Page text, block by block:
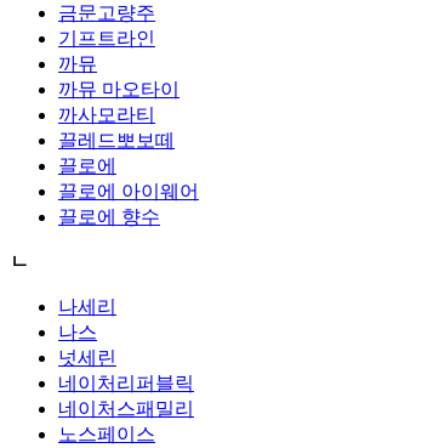
금문고량주
기프트라인
까뮤
까뮤 마오타이
까사모라티
끌레드뽀보떼
끌로에
끌로에 아이웨어
끌로에 향수
ㄴ
나세리
나스
넛세린
네이처리퍼블릭
네이처스패밀리
노스페이스